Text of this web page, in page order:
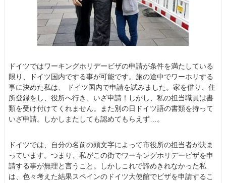
ドイツではワーキングホリデービザの申請が条件を満たしている
限り、ドイツ国内でする事が可能です。旅の途中でワーホリする
事に決めた私は、 ドイツ国内で申請を試みました。家を借り、住
所登録をし、役所へ行き、いざ申請！しかし、私の担当職員は書
類を受け付けてくれません。また別の日ドイツ語の書類を持って
いざ申請。しかしまたしても認めてもらえず…。
ドイツでは、自分の名前の頭文字によって市役所の担当者が決ま
っています。つまり、私がこの街でワーキングホリデービザを申
請する事が無理と言うこと。しかしこれで諦めきれなかった私
は、色々考えた結果スペインのドイツ大使館でビザを申請するこ